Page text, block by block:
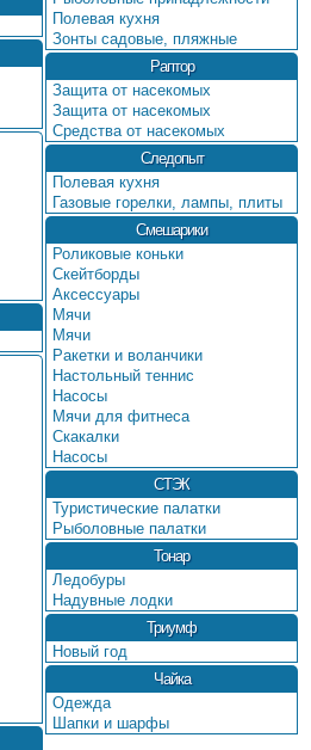
Полевая кухня
Зонты садовые, пляжные
Раптор
Защита от насекомых
Защита от насекомых
Средства от насекомых
Следопыт
Полевая кухня
Газовые горелки, лампы, плиты
Смешарики
Роликовые коньки
Скейтборды
Аксессуары
Мячи
Мячи
Ракетки и воланчики
Настольный теннис
Насосы
Мячи для фитнеса
Скакалки
Насосы
СТЭК
Туристические палатки
Рыболовные палатки
Тонар
Ледобуры
Надувные лодки
Триумф
Новый год
Чайка
Одежда
Шапки и шарфы